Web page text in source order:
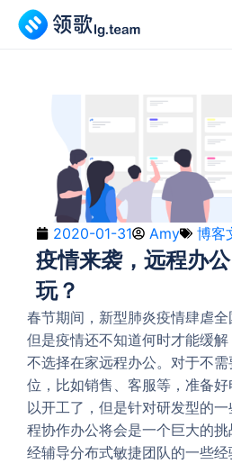
2020-01-31 Amy 博客
疫情来袭，远程办
玩？
春节期间，新型肺炎疫情肆虐全
但是疫情还不知道何时才能缓
不选择在家远程办公。对于不
位，比如销售、客服等，准备
以开工了，但是针对研发型的
程协作办公将会是一个巨大的
经辅导分布式敏捷团队的一些